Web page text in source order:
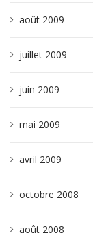
août 2009
juillet 2009
juin 2009
mai 2009
avril 2009
octobre 2008
août 2008